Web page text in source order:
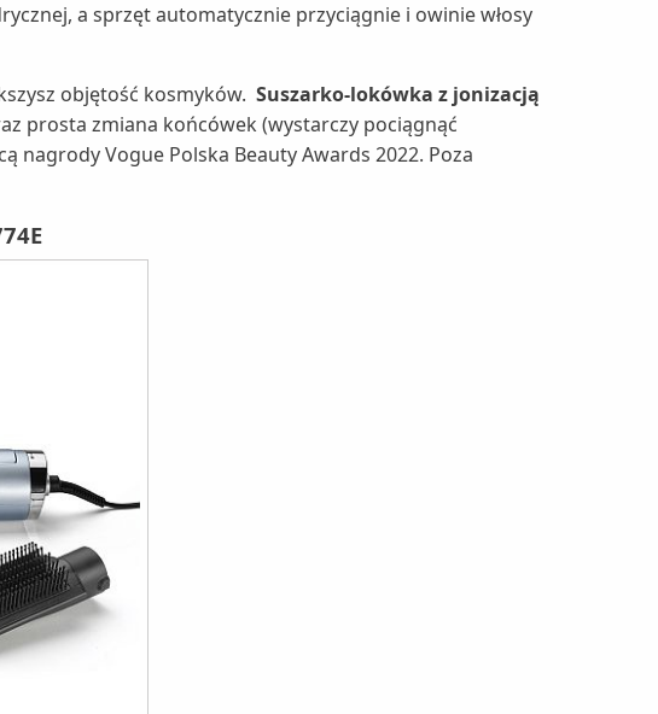
a sprzęt automatycznie przyciągnie i owinie włosy
objętość kosmyków. Suszarko-lokówka z jonizacją
prosta zmiana końcówek (wystarczy pociągnąć
nagrody Vogue Polska Beauty Awards 2022. Poza